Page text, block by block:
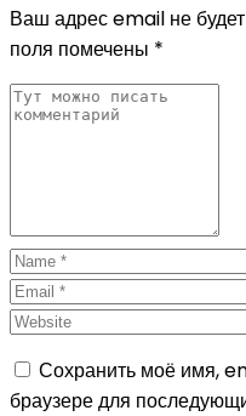
Ваш адрес email не
поля помечены *
Сохранить моё имя,
браузере для